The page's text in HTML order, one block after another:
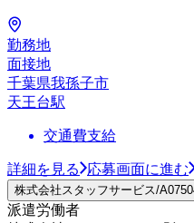
勤務地
面接地
千葉県我孫子市
天王台駅
交通費支給
詳細を見る 応募画面に進む
株式会社スタッフサービス/
派遣労働者